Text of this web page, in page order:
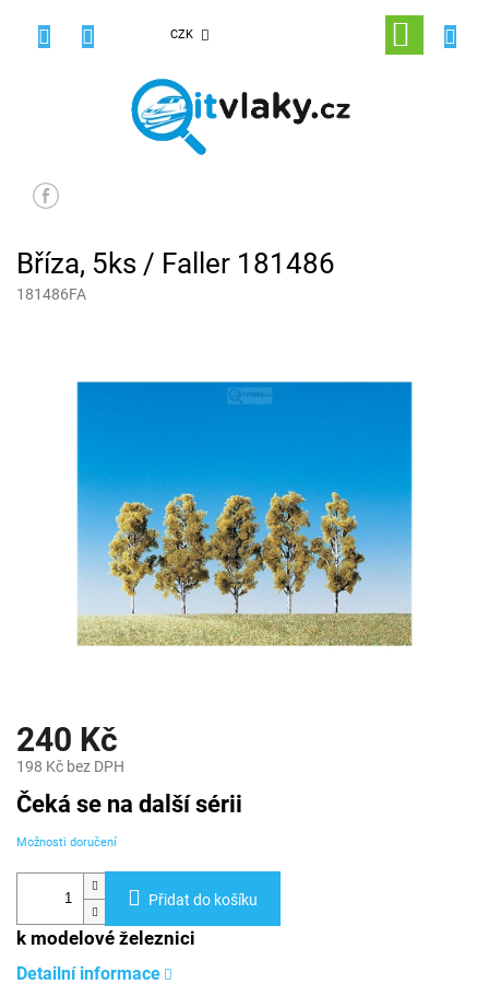
CZK
NÁKUPNÍ
KOŠÍK
Bříza, 5ks / Faller 181486
181486FA
240 Kč
198 Kč bez DPH
Měrná
cena:
Čeká se na další sérii
Možnosti doručení
Přidat do košíku
k modelové železnici
Detailní informace